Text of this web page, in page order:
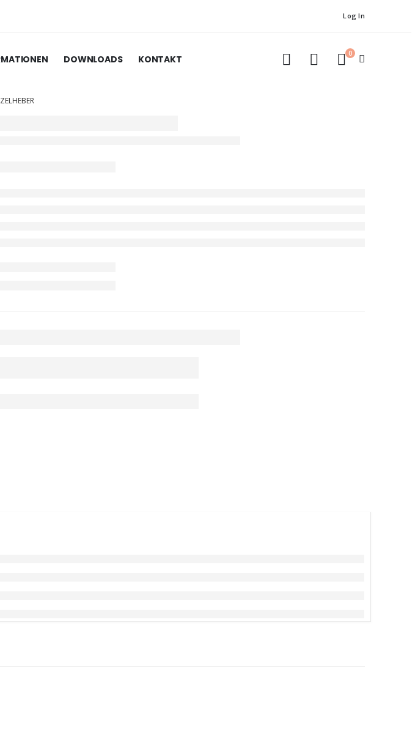
Log In
DOWNLOADS KONTAKT
0